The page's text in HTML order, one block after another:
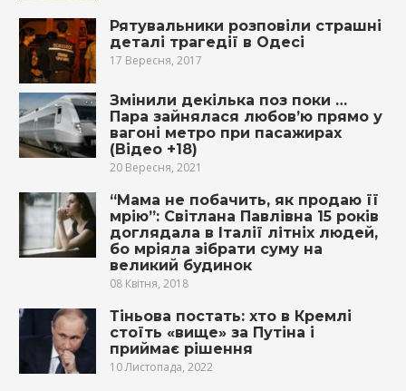
Рятувальники розповіли страшні
деталі трагедії в Одесі
17 Вересня, 2017
Змінили декілька поз поки …
Пара зайнялася любов’ю прямо у
вагоні метро при пасажирах
(Відео +18)
20 Вересня, 2021
“Мама не побачить, як продаю її
мрію”: Світланa Павлівна 15 років
доглядала в Італії лiтніх людей,
бо мріяла зібрати суму на
великий будинок
08 Квітня, 2018
Тіньова постать: хто в Кремлі
стоїть «вище» за Путіна і
приймає рішення
10 Листопада, 2022